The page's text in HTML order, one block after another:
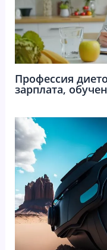
Профессия
зарплата,